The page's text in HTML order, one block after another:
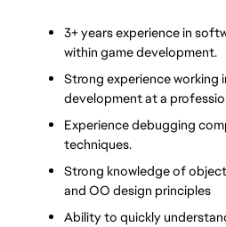
3+ years experience in
within game development.
Strong experience working
development at a
Experience debugging
techniques.
Strong knowledge of
and OO design principles
Ability to quickly